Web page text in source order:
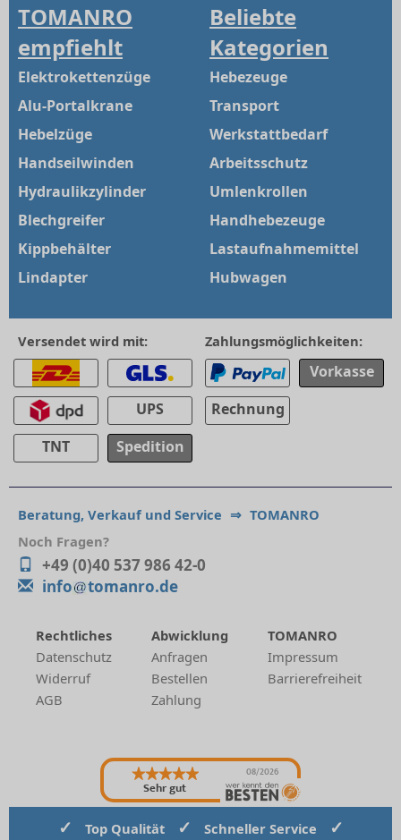
TOMANRO
empfiehlt
Elektrokettenzüge
Alu-Portalkrane
Hebelzüge
Handseilwinden
Hydraulikzylinder
Blechgreifer
Kippbehälter
Lindapter
Beliebte
Kategorien
Hebezeuge
Transport
Werkstattbedarf
Arbeitsschutz
Umlenkrollen
Handhebezeuge
Lastaufnahmemittel
Hubwagen
Versendet wird mit:
UPS
TNT
Spedition
Zahlungsmöglichkeiten:
Vorkasse
Rechnung
Beratung, Verkauf und Service ⇒ TOMANRO
Noch Fragen?
+49 (0)40 537 986 42-0
info
tomanro.de
Rechtliches
Datenschutz
Widerruf
AGB
Abwicklung
Anfragen
Bestellen
Zahlung
TOMANRO
Impressum
Barrierefreiheit
Sehr gut
08/2026
✓ Top Qualität ✓ Schneller Service ✓